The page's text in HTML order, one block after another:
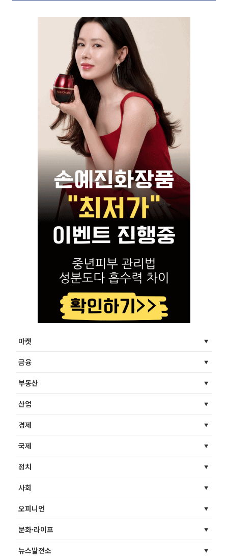
마켓
금융
부동산
산업
경제
국제
정치
사회
오피니언
문화·라이프
뉴스발전소